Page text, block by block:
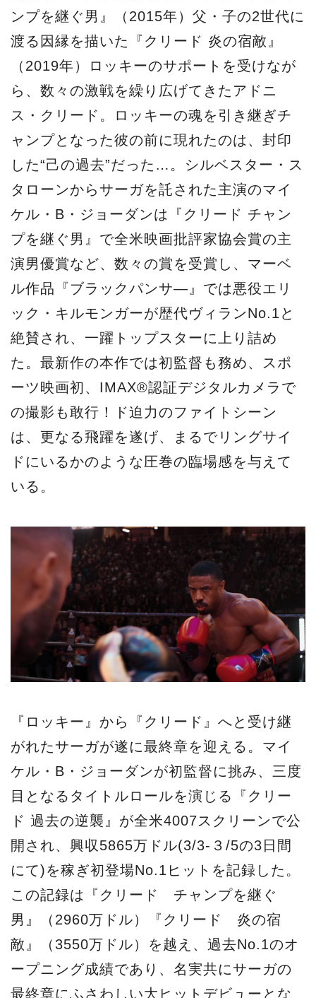
ンプを継ぐ男』（2015年）父・子の2世代に
渡る因縁を描いた『クリード 炎の宿敵』
（2019年）ロッキーのサポートを受けなが
ら、数々の激戦を繰り広げてきたアドニ
ス・クリード。ロッキーの魂を引き継ぎチ
ャンプとなった彼の前に現れたのは、封印
した“己の過去”だった…。シルベスター・ス
タローンからサーガを託された主演のマイ
ケル・B・ジョーダンは『クリード チャン
プを継ぐ男』で全米映画批評家協会賞の主
演男優賞など、数々の賞を受賞し、マーベ
ル作品『ブラックパンサ―』では悪役エリ
ック・キルモンガーが歴代ヴィランNo.1と
絶賛され、一躍トップスターに上り詰め
た。最新作の本作では初監督も務め、スポ
ーツ映画初、IMAX®認証デジタルカメラで
の撮影も敢行！ド迫力のファイトシーン
は、更なる飛躍を遂げ、まるでリングサイ
ドにいるかのような圧巻の臨場感を与えて
いる。
『ロッキー』から『クリード』へと受け継
がれたサーガが遂に最終章を迎える。マイ
ケル・B・ジョーダンが初監督に挑み、三度
目となるタイトルロールを演じる『クリー
ド 過去の逆襲』が全米4007スクリーンで公
開され、興収5865万ドル(3/3‐３/5の3日間
にて)を稼ぎ初登場No.1ヒットを記録した。
この記録は『クリード チャンプを継ぐ
男』（2960万ドル）『クリード 炎の宿
敵』（3550万ドル）を越え、過去No.1のオ
ープニング成績であり、名実共にサーガの
最終章にふさわしい大ヒットデビューとな